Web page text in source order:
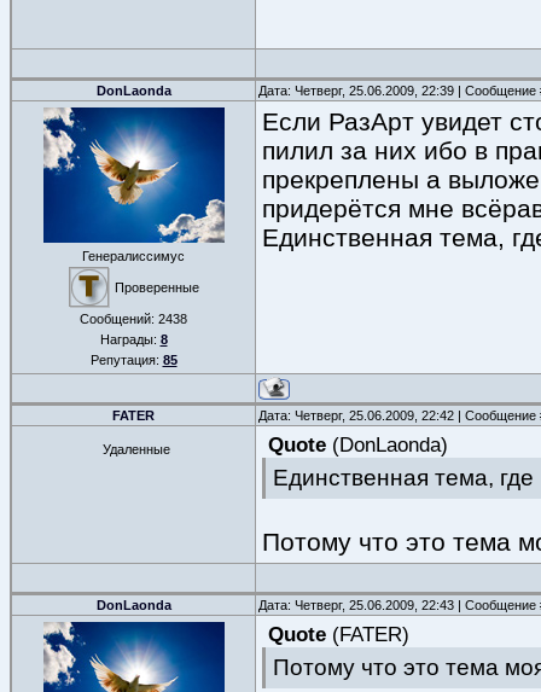
DonLaonda Дата: Четверг, 25.06.2009, 22:39 |
Генералиссимус
Проверенные
Сообщений: 2438
Награды: 8
Репутация: 85
Если РазАрт увидет
пилил за них ибо в
прекреплены а
придерётся мне
Единственная тема,
FATER Дата: Четверг, 25.06.2009, 22:42 |
Удаленные Quote (DonLaonda)
Единственная тема,
Потому что это тема
DonLaonda Дата: Четверг, 25.06.2009, 22:43 |
Quote (FATER)
Потому что это тема